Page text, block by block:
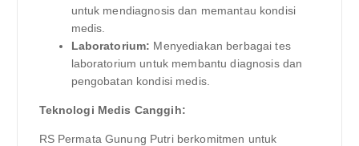
untuk mendiagnosis dan memantau kondisi
medis.
Laboratorium: Menyediakan berbagai tes
laboratorium untuk membantu diagnosis dan
pengobatan kondisi medis.
Teknologi Medis Canggih:
RS Permata Gunung Putri berkomitmen untuk